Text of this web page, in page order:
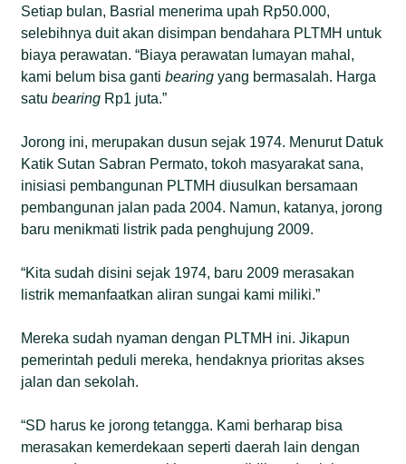
Setiap bulan, Basrial menerima upah Rp50.000,
selebihnya duit akan disimpan bendahara PLTMH untuk
biaya perawatan. “Biaya perawatan lumayan mahal,
kami belum bisa gantibearing yang bermasalah. Harga
satubearing Rp1 juta.”
Jorong ini, merupakan dusun sejak 1974. Menurut Datuk
Katik Sutan Sabran Permato, tokoh masyarakat sana,
inisiasi pembangunan PLTMH diusulkan bersamaan
pembangunan jalan pada 2004. Namun, katanya, jorong
baru menikmati listrik pada penghujung 2009.
“Kita sudah disini sejak 1974, baru 2009 merasakan
listrik memanfaatkan aliran sungai kami miliki.”
Mereka sudah nyaman dengan PLTMH ini. Jikapun
pemerintah peduli mereka, hendaknya prioritas akses
jalan dan sekolah.
“SD harus ke jorong tetangga. Kami berharap bisa
merasakan kemerdekaan seperti daerah lain dengan